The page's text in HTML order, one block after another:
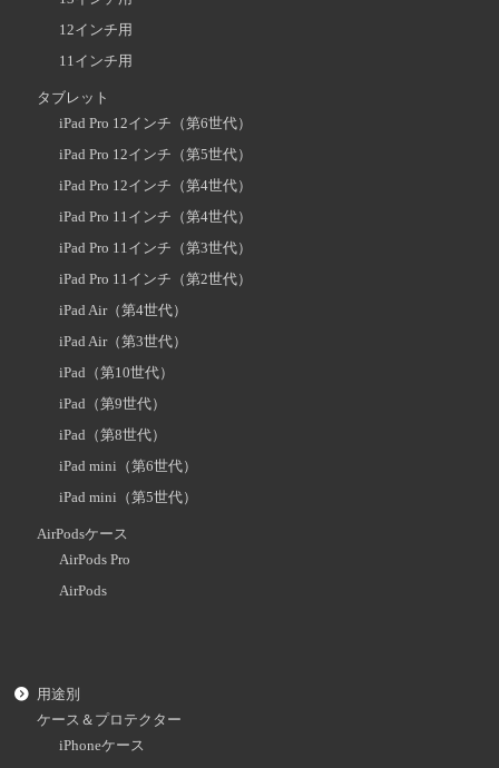
12インチ用
11インチ用
タブレット
iPad Pro 12インチ（第6世代）
iPad Pro 12インチ（第5世代）
iPad Pro 12インチ（第4世代）
iPad Pro 11インチ（第4世代）
iPad Pro 11インチ（第3世代）
iPad Pro 11インチ（第2世代）
iPad Air（第4世代）
iPad Air（第3世代）
iPad（第10世代）
iPad（第9世代）
iPad（第8世代）
iPad mini（第6世代）
iPad mini（第5世代）
AirPodsケース
AirPods Pro
AirPods
用途別
ケース＆プロテクター
iPhoneケース